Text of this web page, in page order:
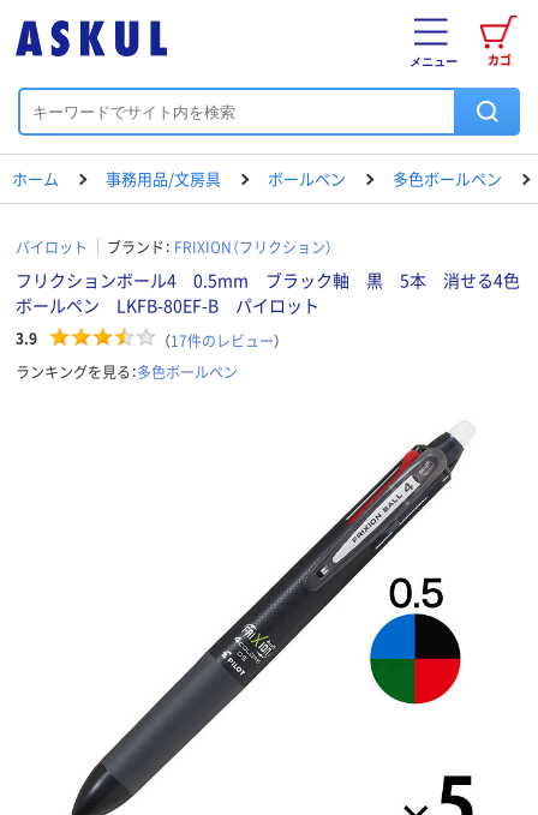
カゴ
メニュー
ホーム 事務用品/文房具 ボールペン 多色ボールペン
パイロット ブランド： FRIXION（フリクション）
フリクションボール4 0.5mm ブラック軸 黒 5本 消せる4色
ボールペン LKFB-80EF-B パイロット
3.9 （17件のレビュー）
ランキングを見る：多色ボールペン